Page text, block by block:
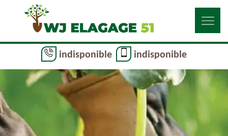
indisponible indisponible